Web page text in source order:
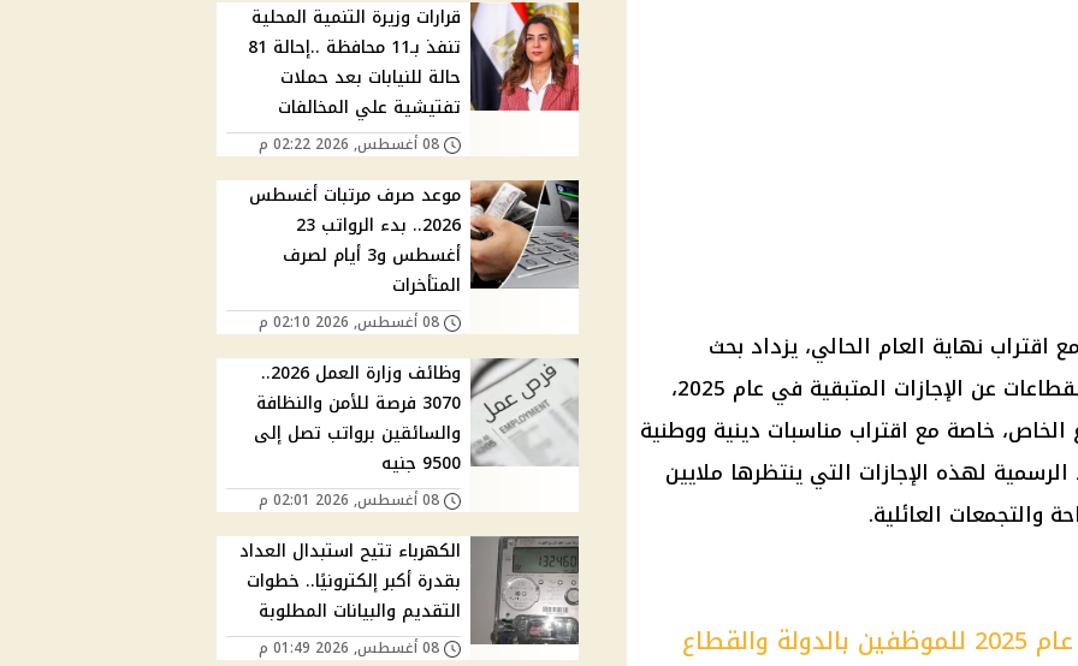
المتبقية في عام 2025 .. مع اقتراب نهاية العام الحالي، يزداد بحث
الموظفين والعاملين في مختلف القطاعات عن الإجازات المتبقية في عام 2025،
الخاص، خاصة مع اقتراب مناسبات دينية ووطنية
لهذه الإجازات التي ينتظرها ملايين
والتجمعات العائلية.
ما هي الإجازات المتبقية في عام 2025 للموظفين بالدولة والقطاع
قرارات وزيرة التنمية المحلية
تنفذ بـ11 محافظة ..إحالة 81
حالة للنيابات بعد حملات
تفتيشية علي المخالفات
08 أغسطس, 2026 02:22 م
موعد صرف مرتبات أغسطس
2026.. بدء الرواتب 23
أغسطس و3 أيام لصرف
المتأخرات
08 أغسطس, 2026 02:10 م
وظائف وزارة العمل 2026..
3070 فرصة للأمن والنظافة
والسائقين برواتب تصل إلى
9500 جنيه
08 أغسطس, 2026 02:01 م
الكهرباء تتيح استبدال العداد
بقدرة أكبر إلكترونيًا.. خطوات
التقديم والبيانات المطلوبة
08 أغسطس, 2026 01:49 م